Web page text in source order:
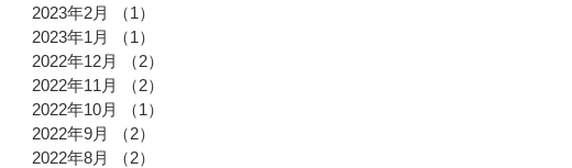
2023年2月
（1）
2023年1月
（1）
2022年12月
（2）
2022年11月
（2）
2022年10月
（1）
2022年9月
（2）
2022年8月
（2）